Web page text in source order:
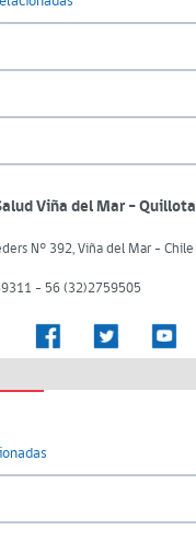
Viña del Mar – Quillota
N° 392, Viña del Mar - Chile
- 56 (32)2759505